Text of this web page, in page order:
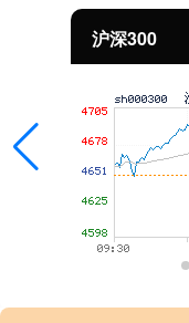
沪深300